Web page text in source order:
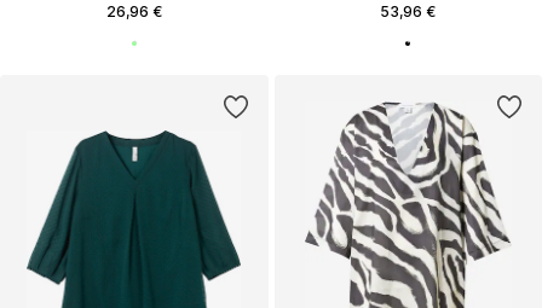
26,96 € 53,96 €